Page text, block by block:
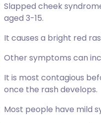
Condividi via
Slapped cheek
aged 3-15.
It causes a bright red
Other symptoms can
It is most contagious
once the rash develops.
Most people have mild